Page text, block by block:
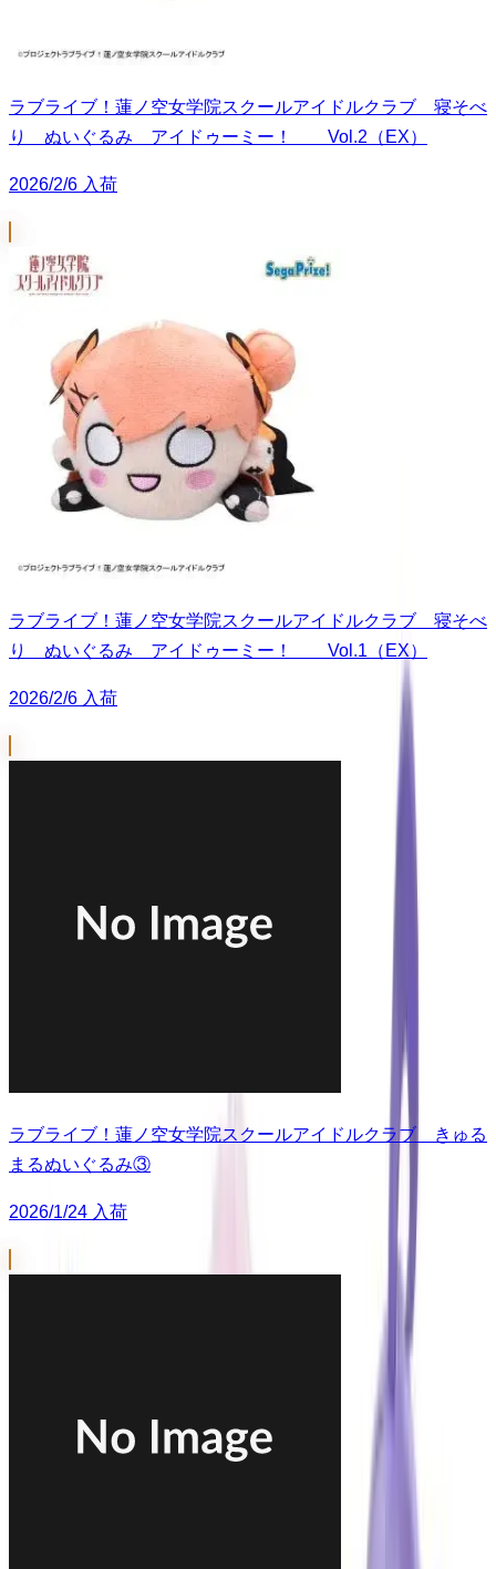
ラブライブ！蓮ノ空女学院スクールアイドルクラブ 寝そべ
り ぬいぐるみ アイドゥーミー！ Vol.2（EX）
2026/2/6 入荷
ラブライブ！蓮ノ空女学院スクールアイドルクラブ 寝そべ
り ぬいぐるみ アイドゥーミー！ Vol.1（EX）
2026/2/6 入荷
ラブライブ！蓮ノ空女学院スクールアイドルクラブ きゅる
まるぬいぐるみ③
2026/1/24 入荷